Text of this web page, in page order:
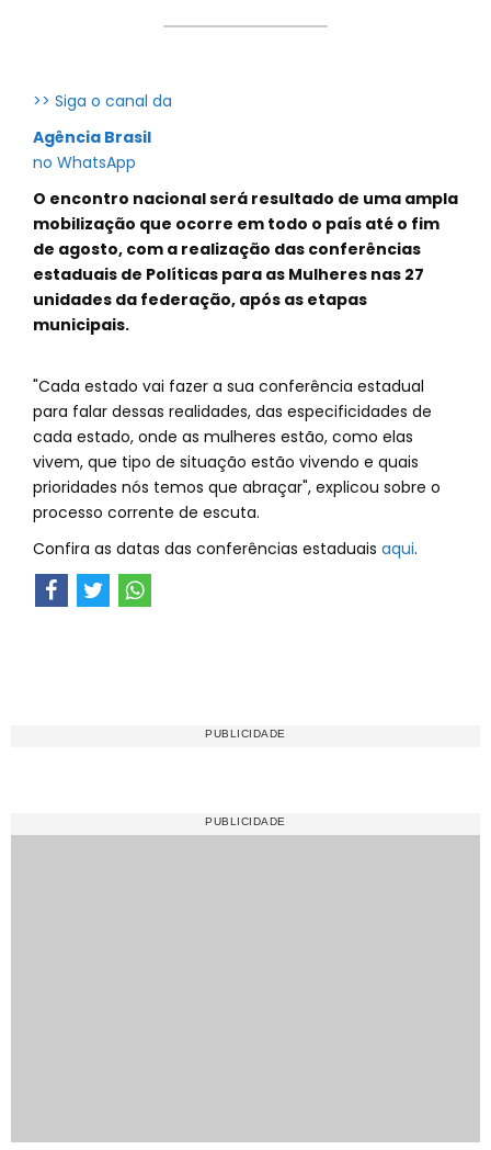
>> Siga o canal da
Agência Brasil
no WhatsApp
O encontro nacional será resultado de uma ampla
mobilização que ocorre em todo o país até o fim
de agosto, com a realização das conferências
estaduais de Políticas para as Mulheres nas 27
unidades da federação, após as etapas
municipais.
"Cada estado vai fazer a sua conferência estadual
para falar dessas realidades, das especificidades de
cada estado, onde as mulheres estão, como elas
vivem, que tipo de situação estão vivendo e quais
prioridades nós temos que abraçar", explicou sobre o
processo corrente de escuta.
Confira as datas das conferências estaduais aqui.